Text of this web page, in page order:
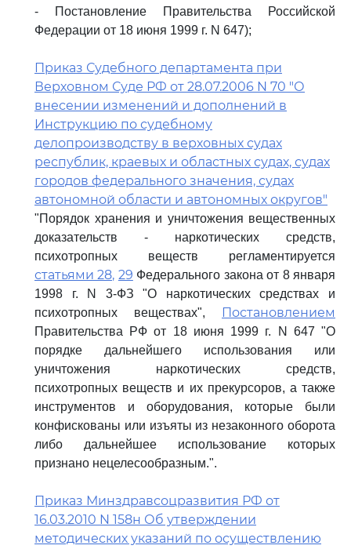
- Постановление Правительства Российской
Федерации от 18 июня 1999 г. N 647);
Приказ Судебного департамента при
Верховном Суде РФ от 28.07.2006 N 70 "О
внесении изменений и дополнений в
Инструкцию по судебному
делопроизводству в верховных судах
республик, краевых и областных судах, судах
городов федерального значения, судах
автономной области и автономных округов"
"Порядок хранения и уничтожения вещественных
доказательств - наркотических средств,
психотропных веществ регламентируется
статьями 28, 29 Федерального закона от 8 января
1998 г. N 3-ФЗ "О наркотических средствах и
психотропных веществах",
Постановлением
Правительства РФ от 18 июня 1999 г. N 647 "О
порядке дальнейшего использования или
уничтожения наркотических средств,
психотропных веществ и их прекурсоров, а также
инструментов и оборудования, которые были
конфискованы или изъяты из незаконного оборота
либо дальнейшее использование которых
признано нецелесообразным.".
Приказ Минздравсоцразвития РФ от
16.03.2010 N 158н Об утверждении
методических указаний по осуществлению